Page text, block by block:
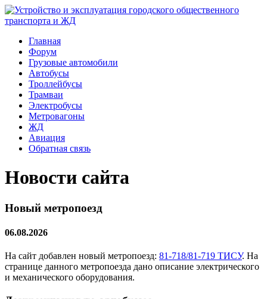
Главная
Форум
Грузовые автомобили
Автобусы
Троллейбусы
Трамваи
Электробусы
Метровагоны
ЖД
Авиация
Обратная связь
Новости сайта
Новый метропоезд
06.08.2026
На сайт добавлен новый метропоезд: 81-718/81-719 ТИСУ. На
странице данного метропоезда дано описание электрического
и механического оборудования.